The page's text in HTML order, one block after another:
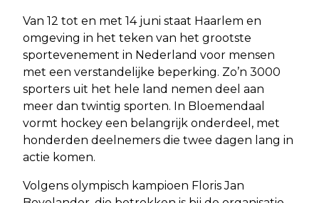
Van 12 tot en met 14 juni staat Haarlem en
omgeving in het teken van het grootste
sportevenement in Nederland voor mensen
met een verstandelijke beperking. Zo’n 3000
sporters uit het hele land nemen deel aan
meer dan twintig sporten. In Bloemendaal
vormt hockey een belangrijk onderdeel, met
honderden deelnemers die twee dagen lang in
actie komen.
Volgens olympisch kampioen Floris Jan